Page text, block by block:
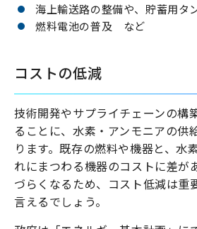
海上輸送路の整備や、貯蓄用タ
燃料電池の普及 など
コストの低減
技術開発やサプライチェーンの構
ることに、水素・アンモニアの供
ります。既存の燃料や機器と、水
れにまつわる機器のコストに差が
づらくなるため、コスト低減は重
言えるでしょう。